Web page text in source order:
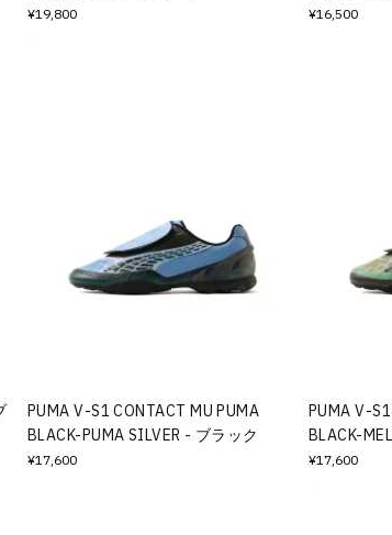
¥19,800 ¥16,500
PUMA V-S1 CONTACT MU PUMA
BLACK-PUMA SILVER - ブラック
¥17,600
PUMA V-
BLACK-
¥17,600